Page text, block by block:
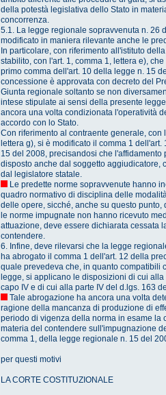
della potestà legislativa dello Stato in
concorrenza.
5.1. La legge regionale sopravvenuta n. 26
modificato in maniera rilevante anche le
In particolare, con riferimento all'istituto
stabilito, con l'art. 1, comma 1, lettera e),
primo comma dell'art. 10 della legge n. 15
concessione è approvata con decreto del
Giunta regionale soltanto se non
intese stipulate ai sensi della presente
ancora una volta condizionata l'operatività
accordo con lo Stato.
Con riferimento al contraente generale, con
lettera g), si è modificato il comma 1 dell'art.
15 del 2008, precisandosi che l'affidamento
disposto anche dal soggetto aggiudicatore,
dal legislatore statale.
Le predette norme sopravvenute hanno
quadro normativo di disciplina delle
delle opere, sicché, anche su questo punto,
le norme impugnate non hanno ricevuto
attuazione, deve essere dichiarata cessata
contendere.
6. Infine, deve rilevarsi che la legge
ha abrogato il comma 1 dell'art. 12 della
quale prevedeva che, in quanto compatibili
legge, si applicano le disposizioni di cui alla
capo IV e di cui alla parte IV del d.lgs. 163
Tale abrogazione ha ancora una volta
ragione della mancanza di produzione di
periodo di vigenza della norma in esame la
materia del contendere sull'impugnazione
comma 1, della legge regionale n. 15 del
per questi motivi
LA CORTE COSTITUZIONALE